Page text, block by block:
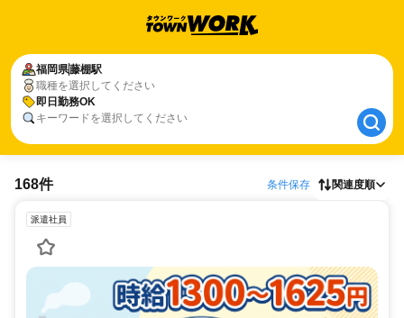
福岡県藤棚駅
職種を選択してください
即日勤務OK
キーワードを選択してください
福岡県藤棚駅
即日勤務OK
168件 条件保存 関連度順
派遣社員